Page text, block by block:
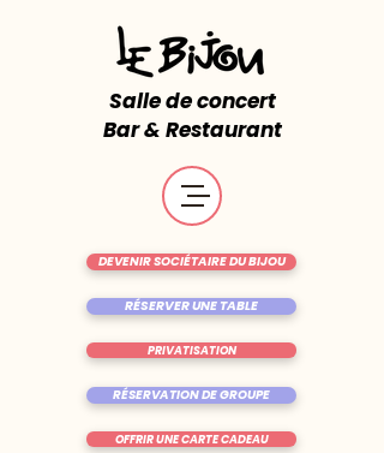
Salle de concert
Bar & Restaurant
RÉSERVER UNE TABLE
OFFRIR UNE CARTE CADEAU
DEVENIR SOCIÉTAIRE DU BIJOU
RÉSERVATION DE GROUPE
PRIVATISATION